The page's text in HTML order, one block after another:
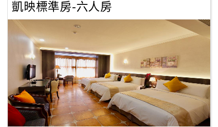
凱映標準房-六人房